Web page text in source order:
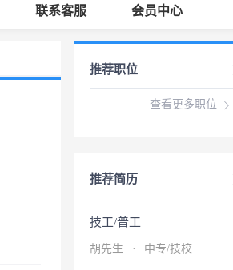
联系客服 会员中心
推荐职位
查看更多职位
推荐简历
技工/普工
胡先生 · 中专/技校